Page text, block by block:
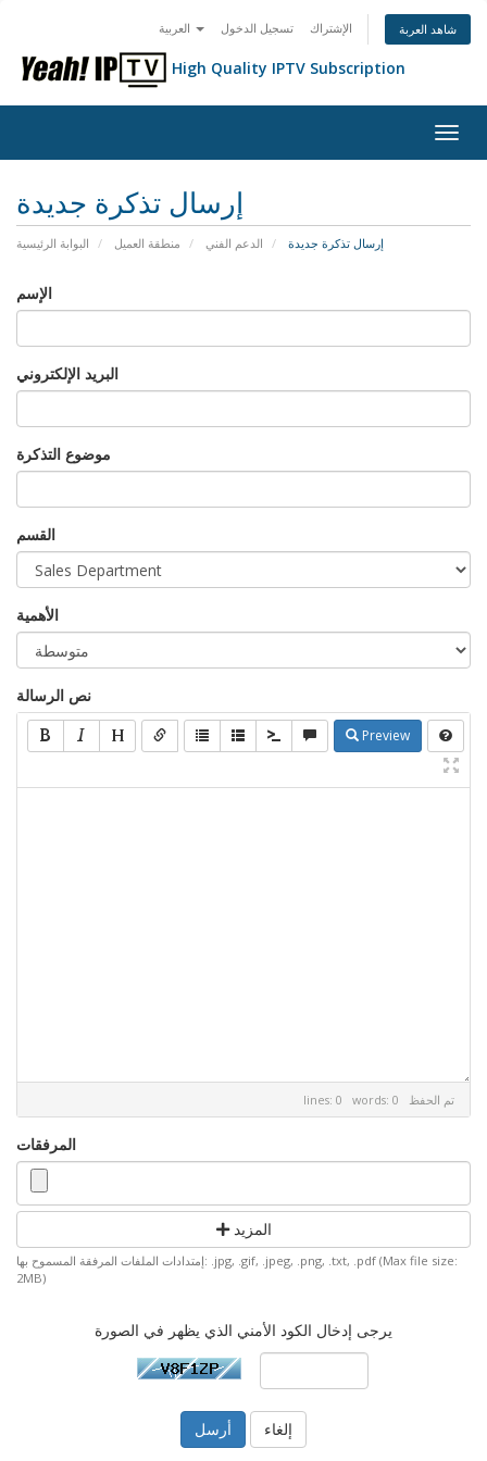
تسجيل الدخول الإشتراك شاهد العربة
High Quality IPTV Subscription
إرسال تذكرة جديدة
البوابة الرئيسية منطقة العميل الدعم الفني إرسال تذكرة جديدة
الإسم
البريد الإلكتروني
موضوع التذكرة
القسم
الأهمية
نص الرسالة
Preview
lines: 0 words: 0 تم الحفظ
المرفقات
المزيد
إمتدادات الملفات المرفقة المسموح بها: .jpg, .gif, .jpeg, .png, .txt, .pdf (Max file size:
2MB)
يرجى إدخال الكود الأمني الذي يظهر في الصورة
إلغاء